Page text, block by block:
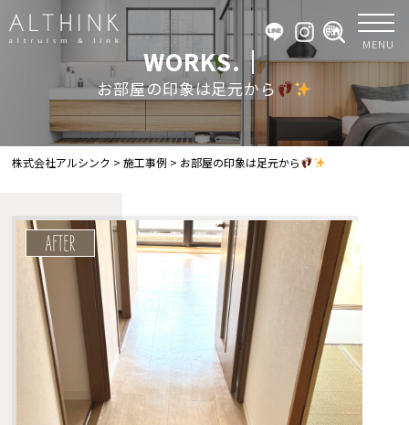
MENU
WORKS.｜
お部屋の印象は足元から
株式会社アルシンク >施工事例 > お部屋の印象は足元から